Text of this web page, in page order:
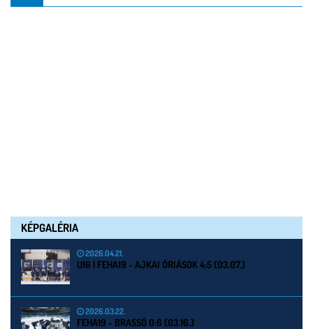
KÉPGALÉRIA
2026.04.21.
U16 | FEHA19 - AJKAI ÓRIÁSOK 4:5 (03.07.)
2026.03.22.
FEHA19 - BRASSÓ 0:6 (03.16.)